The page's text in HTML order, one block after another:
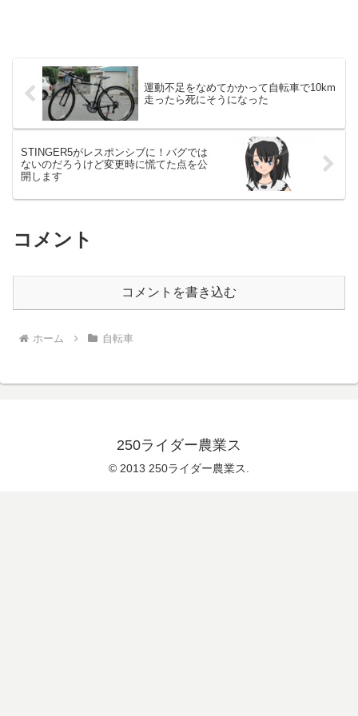
運動不足をなめてかかって自転車で10km
走ったら死にそうになった
STINGER5がレスポンシブに！バグでは
ないのだろうけど変更時に慌てた点を公
開します
コメント
コメントを書き込む
ホーム 自転車
250ライダー農業ス
© 2013 250ライダー農業ス.